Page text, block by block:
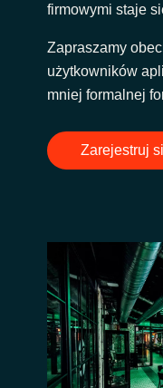
firmowymi staje
Zapraszamy
użytkowników
mniej formalnej
Zarejestruj